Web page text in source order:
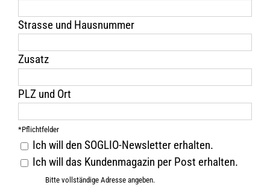
Strasse und Hausnummer
Zusatz
PLZ und Ort
*Pflichtfelder
Ich will den SOGLIO-Newsletter erhalten.
Ich will das Kundenmagazin per Post erhalten.
Bitte vollständige Adresse angeben.